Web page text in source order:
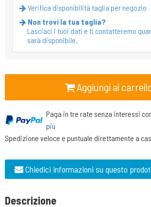
Verifica disponibilità taglia per negozio
Non trovi la tua taglia?
Lasciaci i tuoi dati e ti contatteremo
sarà disponibile.
Aggiungi al
Paga in tre rate senza interessi
più
Spedizione veloce e puntuale direttamente a
Chiedici informazioni su questo
Descrizione